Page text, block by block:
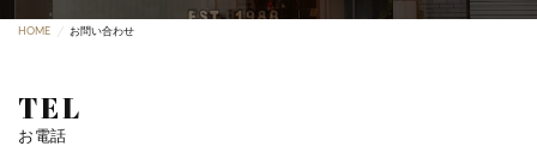
HOME お問い合わせ
TEL
お電話